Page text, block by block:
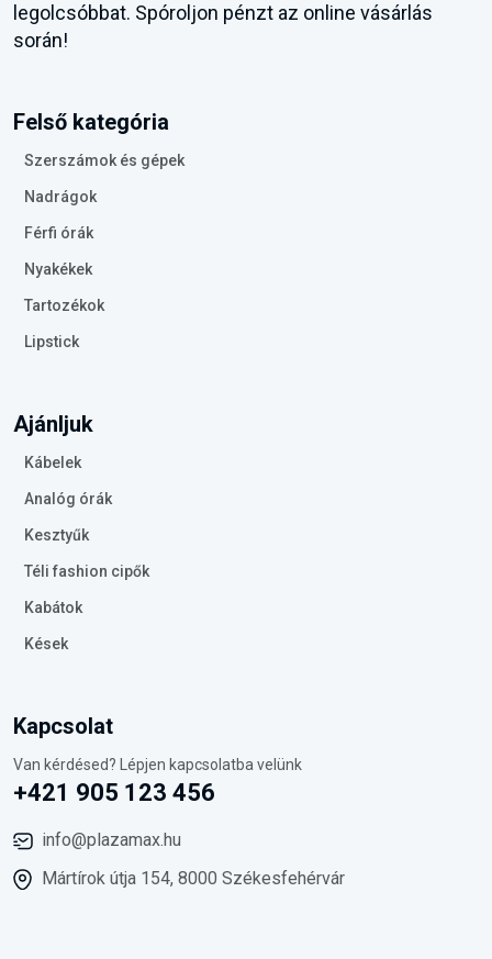
legolcsóbbat. Spóroljon pénzt az online vásárlás
során!
Felső kategória
Szerszámok és gépek
Nadrágok
Férfi órák
Nyakékek
Tartozékok
Lipstick
Ajánljuk
Kábelek
Analóg órák
Kesztyűk
Téli fashion cipők
Kabátok
Kések
Kapcsolat
Van kérdésed? Lépjen kapcsolatba velünk
+421 905 123 456
info@plazamax.hu
Mártírok útja 154, 8000 Székesfehérvár